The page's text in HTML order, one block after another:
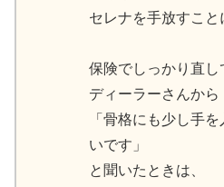
セレナを手放すこと
保険でしっかり直
ディーラーさんから
「骨格にも少し手
いです」
と聞いたときは、